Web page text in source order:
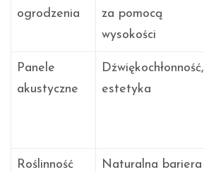
ogrodzenia
za pomocą
wysokości
Panele
akustyczne
Dźwiękochłonność,
estetyka
Roślinność
Naturalna bariera